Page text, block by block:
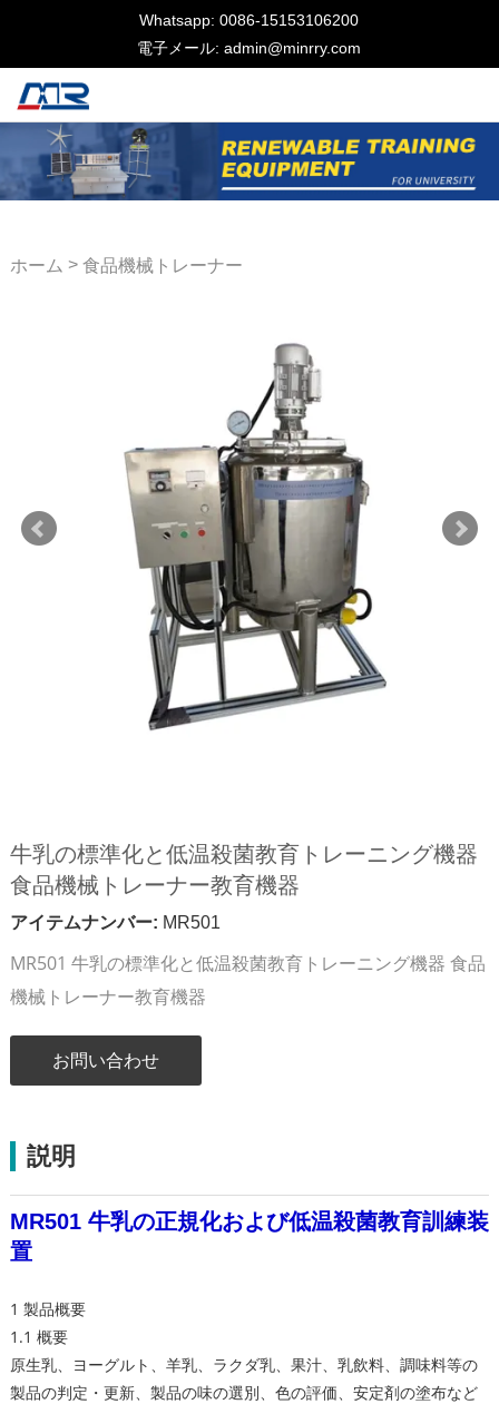
Whatsapp: 0086-15153106200
電子メール: admin@minrry.com
ホーム > 食品機械トレーナー
牛乳の標準化と低温殺菌教育トレーニング機器
食品機械トレーナー教育機器
アイテムナンバー: MR501
MR501 牛乳の標準化と低温殺菌教育トレーニング機器 食品
機械トレーナー教育機器
お問い合わせ
説明
MR501 牛乳の正規化および低温殺菌教育訓練装
置
1 製品概要
1.1 概要
原生乳、ヨーグルト、羊乳、ラクダ乳、果汁、乳飲料、調味料等の
製品の判定・更新、製品の味の選別、色の評価、安定剤の塗布など